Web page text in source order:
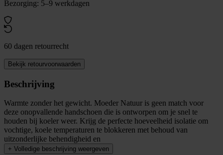
Bezorging: 5–9 werkdagen
60 dagen retourrecht
Bekijk retourvoorwaarden
Beschrijving
Warmte zonder het gewicht. Moeder Natuur is geen match voor
deze onopvallende handschoen die is ontworpen om je snel te
houden bij koeler weer. Krijg de perfecte hoeveelheid isolatie om
vochtige, koele temperaturen te blokkeren met behoud van
uitzonderlijke behendigheid en
+ Volledige beschrijving weergeven